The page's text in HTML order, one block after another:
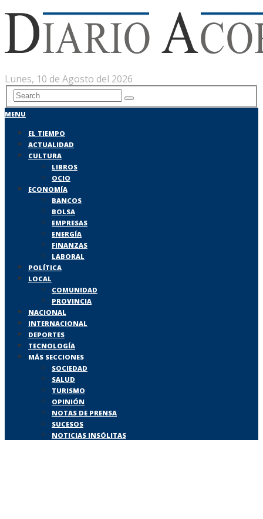
Lunes, 10 de Agosto del 2026
MENU
EL TIEMPO
ACTUALIDAD
CULTURA
LIBROS
OCIO
ECONOMÍA
BANCOS
BOLSA
EMPRESAS
ENERGÍA
FINANZAS
LABORAL
POLÍTICA
LOCAL
COMUNIDAD
PROVINCIA
NACIONAL
INTERNACIONAL
DEPORTES
TECNOLOGÍA
MÁS SECCIONES
SOCIEDAD
SALUD
TURISMO
OPINIÓN
NOTAS DE PRENSA
SUCESOS
NOTICIAS INSÓLITAS